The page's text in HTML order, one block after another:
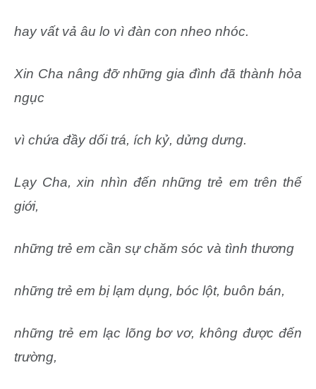
hay vất vả âu lo vì đàn con nheo nhóc.
Xin Cha nâng đỡ những gia đình đã thành hỏa
ngục
vì chứa đầy dối trá, ích kỷ, dửng dưng.
Lạy Cha, xin nhìn đến những trẻ em trên thế
giới,
những trẻ em cần sự chăm sóc và tình thương
những trẻ em bị lạm dụng, bóc lột, buôn bán,
những trẻ em lạc lõng bơ vơ, không được đến
trường,